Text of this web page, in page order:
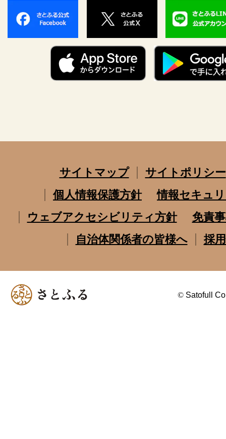
サイトマップ
サイトポリシー
個人情報保護方針
情報セキュ
ウェブアクセシビリティ方針
免責
自治体関係者の皆様へ
採
© Satofull